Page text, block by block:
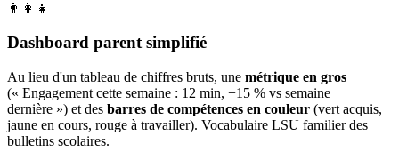
👨‍👩‍👧
Dashboard parent simplifié
Au lieu d'un tableau de chiffres bruts, une métrique en gros
(« Engagement cette semaine : 12 min, +15 % vs semaine
dernière ») et des barres de compétences en couleur (vert acquis,
jaune en cours, rouge à travailler). Vocabulaire LSU familier des
bulletins scolaires.